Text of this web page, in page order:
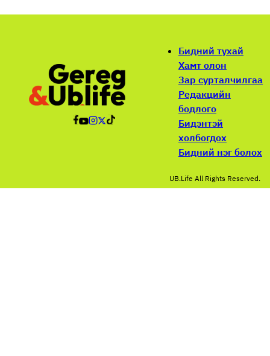
Бидний тухай
Хамт олон
Зар сурталчилгаа
Редакцийн
бодлого
Бидэнтэй
холбогдох
Бидний нэг болох
UB.Life All Rights Reserved.